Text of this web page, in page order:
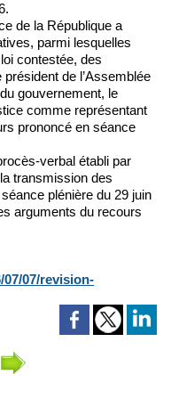
de la République a
parmi lesquelles
contestée, des
de l’Assemblée
gouvernement, le
comme représentant
prononcé en séance
verbal établi par
transmission des
plénière du 29 juin
arguments du recours
07/revision-